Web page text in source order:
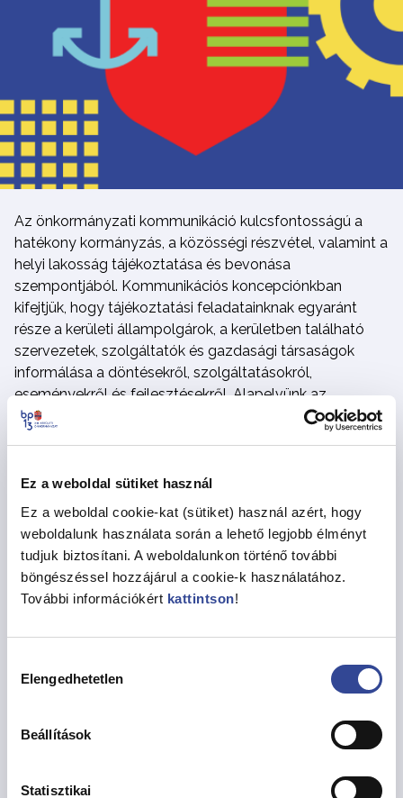
Ez a weboldal sütiket használ
Ez a weboldal cookie-kat (sütiket) használ azért, hogy
weboldalunk használata során a lehető legjobb élményt
tudjuk biztosítani. A weboldalunkon történő további
böngészéssel hozzájárul a cookie-k használatához.
További információkért kattintson!
kiválasztása
Elengedhetetlen
Beállítások
Statisztikai
Az önkormányzati kommunikáció kulcsfontosságú a
hatékony kormányzás, a közösségi részvétel, valamint a
helyi lakosság tájékoztatása és bevonása
szempontjából. Kommunikációs koncepciónkban
kifejtjük, hogy tájékoztatási feladatainknak egyaránt
része a kerületi állampolgárok, a kerületben található
szervezetek, szolgáltatók és gazdasági társaságok
informálása a döntésekről, szolgáltatásokról,
eseményekről és fejlesztésekről. Alapelvünk az
önkormányzati működés és döntéshozatal
átláthatóságának biztosítása. Fontosnak tartjuk a
bevonását a döntéshozatalba a lakossági vélemények
kapcsolatot ápolunk a helyi civil szervezetekkel is.
Válságkommunikációs feladataink vészhelyzetekben,
például esetleges természeti katasztrófák, járványok,
ipari balesetek alkalmával adódnak: ilyen helyzetekben
fogadta el a képviselő-testület
KOMMUNIKÁCIÓS KONCEPCIÓ 2025-2029